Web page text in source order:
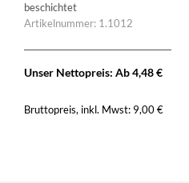
beschichtet
Artikelnummer: 1.1012
Unser Nettopreis: Ab4,48€
Bruttopreis, inkl. Mwst: 9,00€